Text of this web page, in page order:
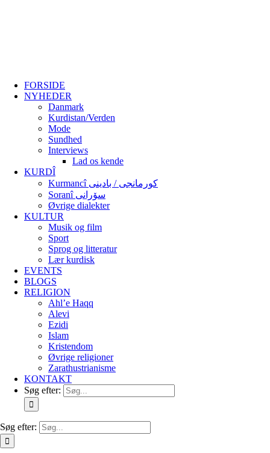
FORSIDE
NYHEDER
Danmark
Kurdistan/Verden
Mode
Sundhed
Interviews
Lad os kende
KURDÎ
Kurmancî کورمانجی / بادینی
Soranî سۆرانی
Øvrige dialekter
KULTUR
Musik og film
Sport
Sprog og litteratur
Lær kurdisk
EVENTS
BLOGS
RELIGION
Ahl’e Haqq
Alevi
Ezidi
Islam
Kristendom
Øvrige religioner
Zarathustrianisme
KONTAKT
Søg efter:
Søg efter: